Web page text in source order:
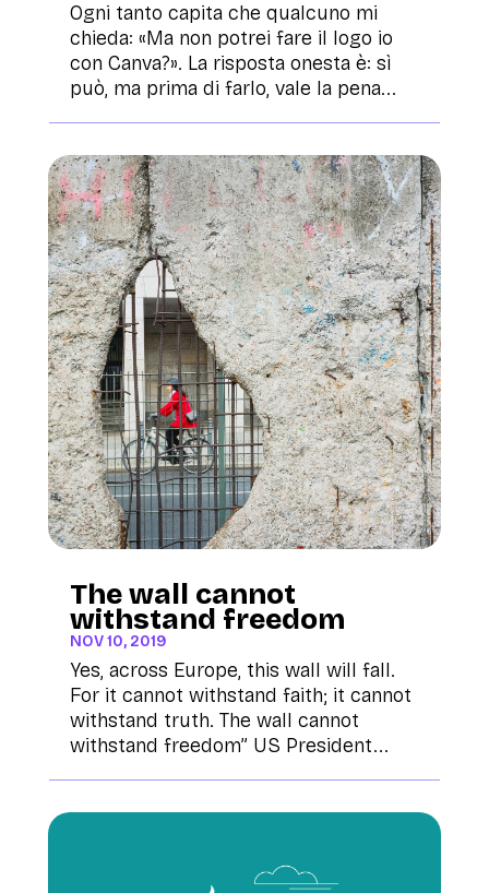
Ogni tanto capita che qualcuno mi
chieda: «Ma non potrei fare il logo io
con Canva?». La risposta onesta è: sì
può, ma prima di farlo, vale la pena...
The wall cannot
withstand freedom
NOV 10, 2019
Yes, across Europe, this wall will fall.
For it cannot withstand faith; it cannot
withstand truth. The wall cannot
withstand freedom” US President...